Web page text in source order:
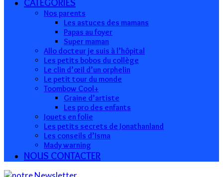
CATÉGORIES
Nos parents
Les astuces des mamans
Papas au foyer
Super maman
Allo docteur je suis à l’hôpital
Les petits bobos du collège
Le clin d’œil d’un orphelin
Le petit tour du monde
Toombow Cool+
Graine d’artiste
Les pro des enfants
Jouets en folie
Les petits secrets de Jonathanland
Les conseils d’Isma
Mady warning
NOUS CONTACTER